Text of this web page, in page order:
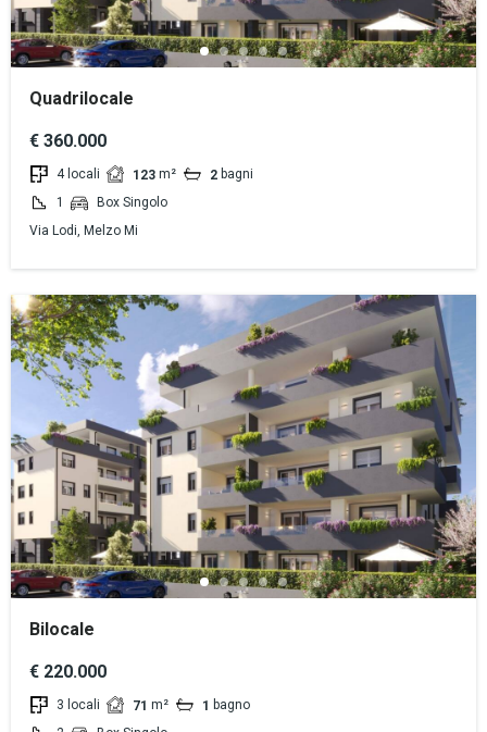
Quadrilocale
€ 360.000
4 locali 123 m² 2 bagni
1
Box Singolo
Via Lodi, Melzo Mi
Bilocale
€ 220.000
3 locali 71 m² 1 bagno